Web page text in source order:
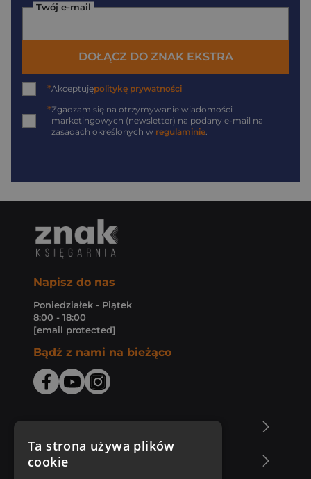
Twój e-mail
DOŁĄCZ DO ZNAK EKSTRA
*Akceptujępolitykę prywatności
*Zgadzam się na otrzymywanie wiadomości
marketingowych (newsletter) na podany e-mail na
zasadach określonych w regulaminie
Napisz do nas
Poniedziałek - Piątek
8:00 - 18:00
[email protected]
Bądź z nami na bieżąco
Zakupy u nas
Ta strona używa plików
cookie